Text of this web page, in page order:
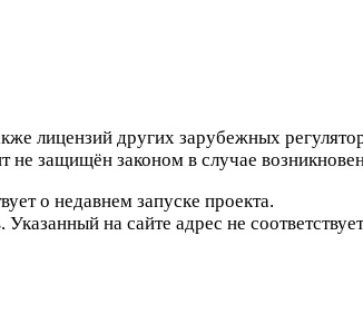
лицензий других зарубежных
не защищён законом в случае
о недавнем запуске проекта.
на сайте адрес не